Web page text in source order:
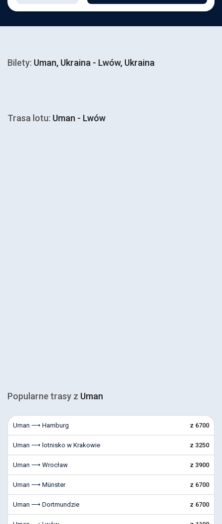
Bilety: Uman, Ukraina - Lwów, Ukraina
Trasa lotu: Uman - Lwów
Popularne trasy z Uman
Uman ⟶ Hamburg z 6700
Uman ⟶ lotnisko w Krakowie z 3250
Uman ⟶ Wrocław z 3900
Uman ⟶ Münster z 6700
Uman ⟶ Dortmundzie z 6700